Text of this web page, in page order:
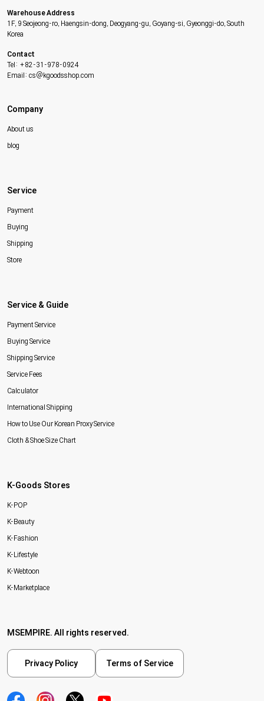
Warehouse Address
1F, 9 Seojeong-ro, Haengsin-dong, Deogyang-gu, Goyang-si, Gyeonggi-do, South
Korea
Contact
Tel: +82-31-978-0924
Email: cs@kgoodsshop.com
Company
About us
blog
Service
Payment
Buying
Shipping
Store
Service & Guide
Payment Service
Buying Service
Shipping Service
Service Fees
Calculator
International Shipping
How to Use Our Korean Proxy Service
Cloth & Shoe Size Chart
K-Goods Stores
K-POP
K-Beauty
K-Fashion
K-Lifestyle
K-Webtoon
K-Marketplace
MSEMPIRE. All rights reserved.
Privacy Policy Terms of Service